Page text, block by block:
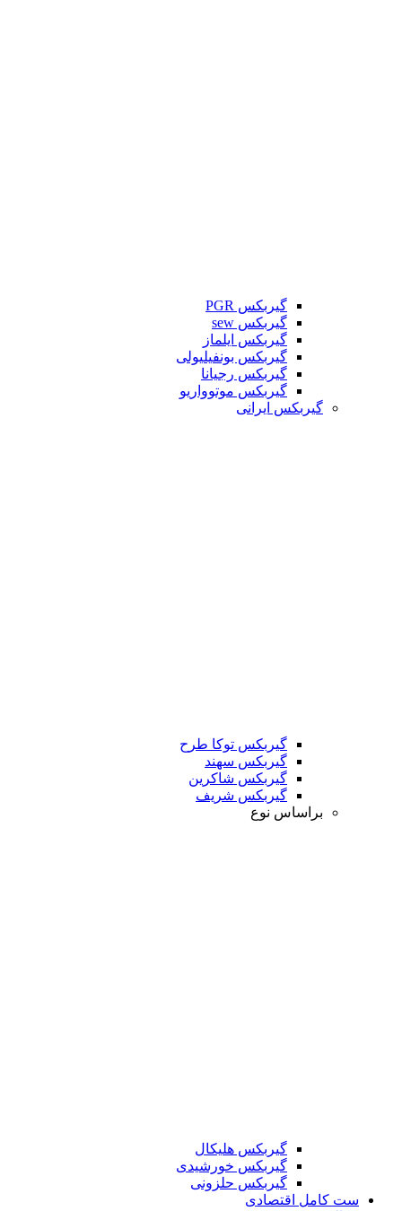
گیربکس PGR
گیربکس sew
گیربکس ایلماز
گیربکس بونفیلیولی
گیربکس رجیانا
گیربکس موتوواریو
گیربکس ایرانی
گیربکس توکا طرح
گیربکس سهند
گیربکس شاکرین
گیربکس شریف
براساس نوع
گیربکس هلیکال
گیربکس خورشیدی
گیربکس حلزونی
ست کامل اقتصادی